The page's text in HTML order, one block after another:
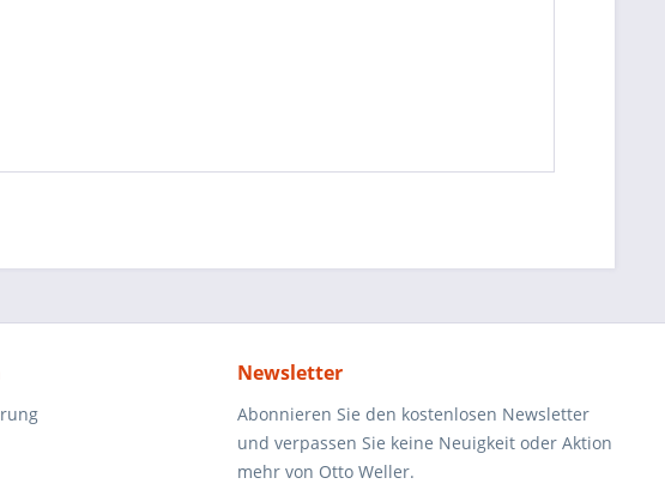
Newsletter
Abonnieren Sie den kostenlosen Newsletter
und verpassen Sie keine Neuigkeit oder Aktion
mehr von Otto Weller.